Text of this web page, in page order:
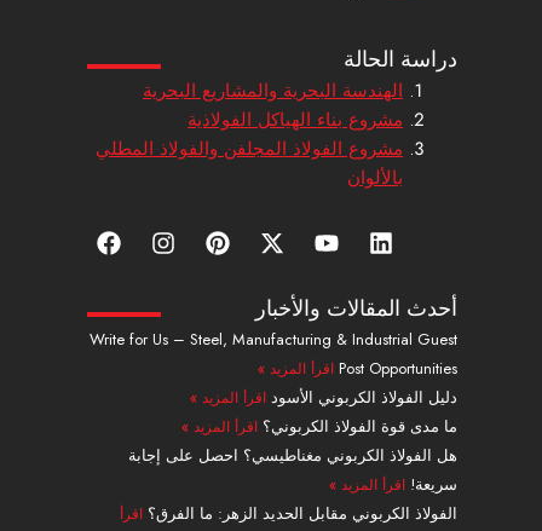
دراسة الحالة
الهندسة البحرية والمشاريع البحرية
مشروع بناء الهياكل الفولاذية
مشروع الفولاذ المجلفن والفولاذ المطلي
بالألوان
ل
ي
ك
د
إ
ن
ي
و
ي
و
ب
إ
ك
-
ت
و
ي
ت
ر
ب
ي
ي
ت
ا
ن
ج
ر
ف
ي
و
ك
أحدث المقالات والأخبار
Write for Us – Steel, Manufacturing & Industrial Guest
Post Opportunities اقرأ المزيد »
دليل الفولاذ الكربوني الأسود اقرأ المزيد »
ما مدى قوة الفولاذ الكربوني؟ اقرأ المزيد »
هل الفولاذ الكربوني مغناطيسي؟ احصل على إجابة
سريعة! اقرأ المزيد »
الفولاذ الكربوني مقابل الحديد الزهر: ما الفرق؟ اقرأ